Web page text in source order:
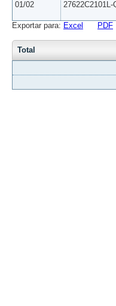
01/02
Exportar para: Excel PDF
Total